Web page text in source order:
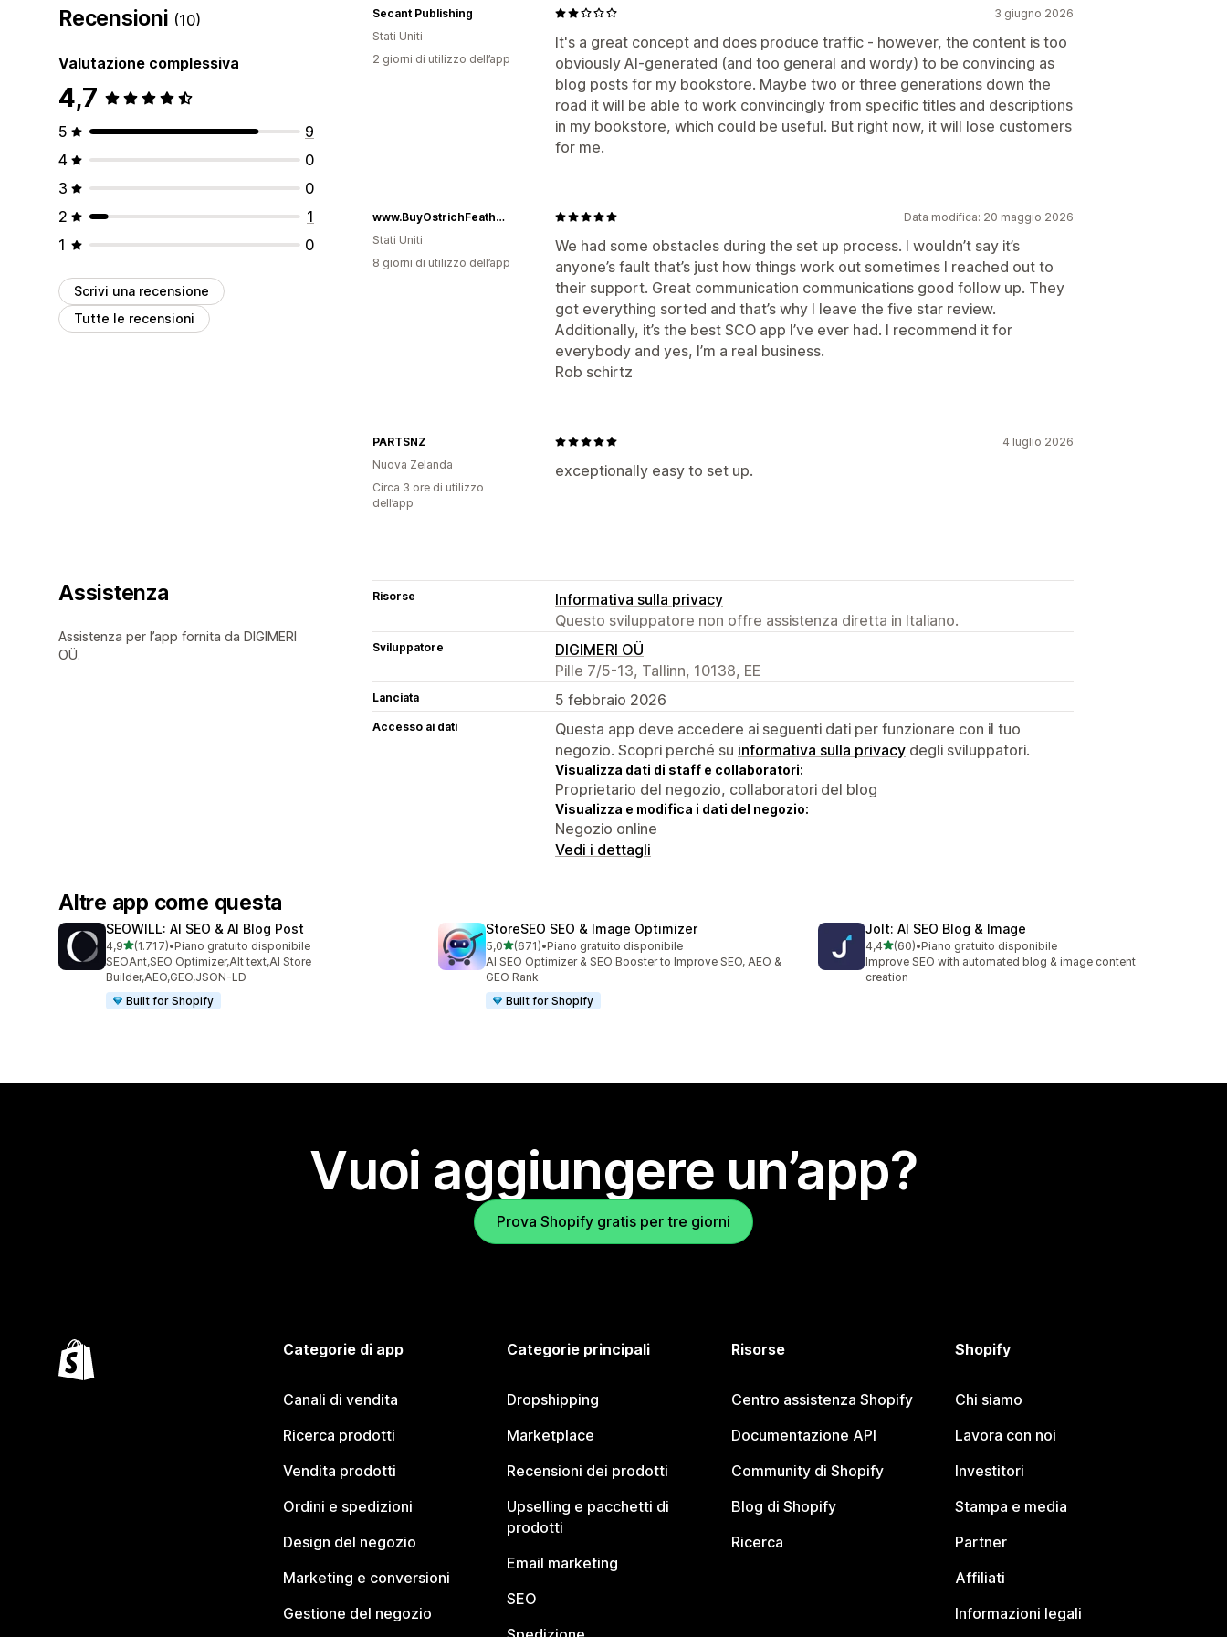
Recensioni (10)
Valutazione complessiva
4,7
5
9
4
0
3
0
2
1
1
0
Scrivi una recensione
Tutte le recensioni
3 giugno 2026
It's a great concept and does produce traffic - however, the content is too
obviously AI-generated (and too general and wordy) to be convincing as
blog posts for my bookstore. Maybe two or three generations down the
road it will be able to work convincingly from specific titles and descriptions
in my bookstore, which could be useful. But right now, it will lose customers
for me.
Secant Publishing
Stati Uniti
2 giorni di utilizzo dell’app
Data modifica: 20 maggio 2026
We had some obstacles during the set up process. I wouldn’t say it’s
anyone’s fault that’s just how things work out sometimes I reached out to
their support. Great communication communications good follow up. They
got everything sorted and that’s why I leave the five star review.
Additionally, it’s the best SCO app I’ve ever had. I recommend it for
everybody and yes, I’m a real business.
Rob schirtz
www.BuyOstrichFeathers.com
Stati Uniti
8 giorni di utilizzo dell’app
4 luglio 2026
exceptionally easy to set up.
PARTSNZ
Nuova Zelanda
Circa 3 ore di utilizzo
dell’app
Assistenza
Assistenza per l’app fornita da DIGIMERI
OÜ.
Risorse
Informativa sulla privacy
Questo sviluppatore non offre assistenza diretta in Italiano.
Sviluppatore
DIGIMERI OÜ
Pille 7/5-13, Tallinn, 10138, EE
Lanciata 5 febbraio 2026
Accesso ai dati
Questa app deve accedere ai seguenti dati per funzionare con il tuo
negozio. Scopri perché su informativa sulla privacy degli sviluppatori.
Visualizza dati di staff e collaboratori:
Proprietario del negozio, collaboratori del blog
Visualizza e modifica i dati del negozio:
Negozio online
Vedi i dettagli
Altre app come questa
SEOWILL: AI SEO & AI Blog Post
4,9stelle su 5
(1.717)
1717 recensioni totali
•Piano gratuito disponibile
SEOAnt,SEO Optimizer,Alt text,AI Store
Builder,AEO,GEO,JSON-LD
Built for Shopify
StoreSEO SEO & Image Optimizer
5,0stelle su 5
(671)
671 recensioni totali
•Piano gratuito disponibile
AI SEO Optimizer & SEO Booster to Improve SEO, AEO &
GEO Rank
Built for Shopify
Jolt: AI SEO Blog & Image
4,4stelle su 5
(60)
60 recensioni totali
•Piano gratuito disponibile
Improve SEO with automated blog & image content
creation
Vuoi aggiungere un’app?
Prova Shopify gratis per tre giorni
Categorie di app
Canali di vendita
Ricerca prodotti
Vendita prodotti
Ordini e spedizioni
Design del negozio
Marketing e conversioni
Gestione del negozio
Categorie principali
Dropshipping
Marketplace
Recensioni dei prodotti
Upselling e pacchetti di
prodotti
Email marketing
SEO
Risorse
Centro assistenza Shopify
Documentazione API
Community di Shopify
Blog di Shopify
Ricerca
Shopify
Chi siamo
Lavora con noi
Investitori
Stampa e media
Partner
Affiliati
Informazioni legali